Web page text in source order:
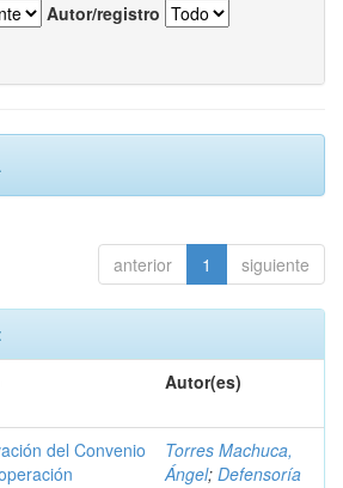
Autor/registro
anterior 1 siguiente
Autor(es)
del Convenio
Torres Machuca,
Ángel; Defensoría